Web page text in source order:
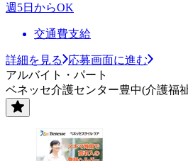
週5日からOK
交通費支給
詳細を見る
応募画面に進む
アルバイト・パート
ベネッセ介護センター豊中(介護福